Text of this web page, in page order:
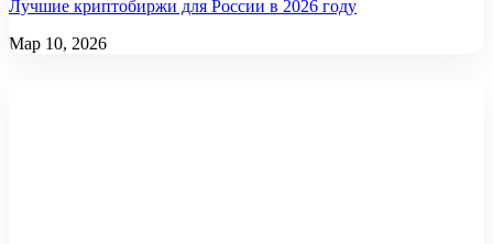
Лучшие криптобиржи для России в 2026 году
Мар 10, 2026